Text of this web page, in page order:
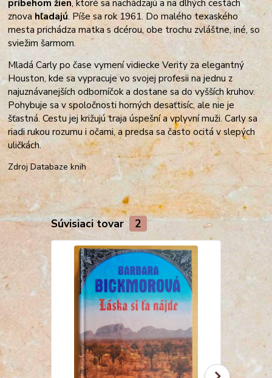
príbehom žien, ktoré sa nachádzajú a na dlhých cestách
znova hľadajú. Píše sa rok 1961. Do malého texaského
mesta prichádza matka s dcérou, obe trochu zvláštne, iné, so
sviežim šarmom.
Mladá Carly po čase vymení vidiecke Verity za elegantný
Houston, kde sa vypracuje vo svojej profesii na jednu z
najuznávanejších odborníčok a dostane sa do vyšších kruhov.
Pohybuje sa v spoločnosti horných desaťtisíc, ale nie je
šťastná. Cestu jej križujú traja úspešní a vplyvní muži. Carly sa
riadi rukou rozumu i očami, a predsa sa často ocitá v slepých
uličkách.
Zdroj Databaze knih
Súvisiaci tovar 2